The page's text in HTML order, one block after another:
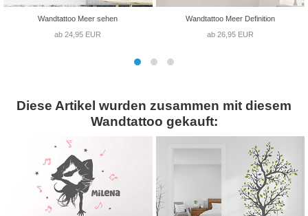
Wandtattoo Meer sehen
ab 24,95 EUR
Wandtattoo Meer Definition
ab 26,95 EUR
Diese Artikel wurden zusammen mit diesem
Wandtattoo gekauft: